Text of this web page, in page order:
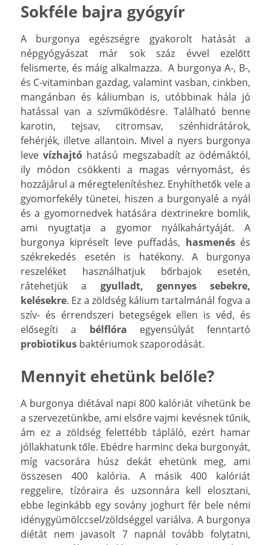
Sokféle bajra gyógyír
A burgonya egészségre gyakorolt hatását a
népgyógyászat már sok száz évvel ezelőtt
felismerte, és máig alkalmazza. A burgonya A-, B-,
és C-vitaminban gazdag, valamint vasban, cinkben,
mangánban és káliumban is, utóbbinak hála jó
hatással van a szívműködésre. Található benne
karotin, tejsav, citromsav, szénhidrátárok,
fehérjék, illetve allantoin. Mivel a nyers burgonya
levevízhajtó hatású megszabadít az ödémáktól,
ily módon csökkenti a magas vérnyomást, és
hozzájárul a méregtelenítéshez. Enyhíthetők vele a
gyomorfekély tünetei, hiszen a burgonyalé a nyál
és a gyomornedvek hatására dextrinekre bomlik,
ami nyugtatja a gyomor nyálkahártyáját. A
burgonya kipréselt leve puffadás, hasmenésés
székrekedés esetén is hatékony. A burgonya
reszeléket használhatjuk bőrbajok esetén,
rátehetjük a gyulladt, gennyes sebekre,
kelésekre. Ez a zöldség kálium tartalmánál fogva a
szív- és érrendszeri betegségek ellen is véd, és
elősegíti a bélflóra egyensúlyát fenntartó
probiotikus baktériumok szaporodását.
Mennyit ehetünk belőle?
A burgonya diétával napi 800 kalóriát vihetünk be
a szervezetünkbe, ami elsőre vajmi kevésnek tűnik,
ám ez a zöldség felettébb tápláló, ezért hamar
jóllakhatunk tőle. Ebédre harminc deka burgonyát,
míg vacsorára húsz dekát ehetünk meg, ami
összesen 400 kalória. A másik 400 kalóriát
reggelire, tízóraira és uzsonnára kell elosztani,
ebbe leginkább egy sovány joghurt fér bele némi
idénygyümölccsel/zöldséggel variálva. A burgonya
diétát nem javasolt 7 napnál tovább folytatni,